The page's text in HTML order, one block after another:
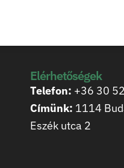
Elérhetőségek
Telefon: +36 30
Címünk: 1114
Eszék utca 2